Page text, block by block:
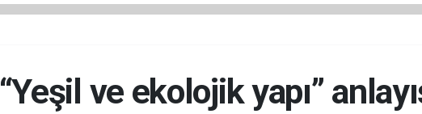
“Yeşil ve ekolojik yapı”